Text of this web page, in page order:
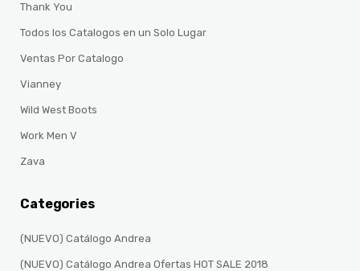
Thank You
Todos los Catalogos en un Solo Lugar
Ventas Por Catalogo
Vianney
Wild West Boots
Work Men V
Zava
Categories
(NUEVO) Catálogo Andrea
(NUEVO) Catálogo Andrea Ofertas HOT SALE 2018